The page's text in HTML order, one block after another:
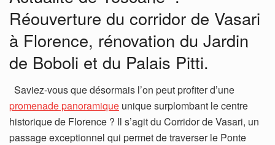
Réouverture du corridor de Vasari
à Florence, rénovation du Jardin
de Boboli et du Palais Pitti.
Saviez-vous que désormais l’on peut profiter d’une
promenade panoramique unique surplombant le centre
historique de Florence ? Il s’agit du Corridor de Vasari, un
passage exceptionnel qui permet de traverser le Ponte